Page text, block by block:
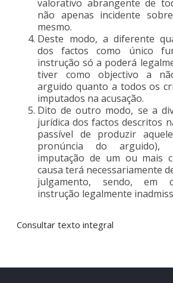
valorativo abrangente de
não apenas incidente
mesmo.
Deste modo, a diferente
dos factos como único
instrução só a poderá
tiver como objectivo a
arguido quanto a todos os
imputados na acusação.
Dito de outro modo, se a
jurídica dos factos descritos
passível de produzir
pronúncia do arguido),
imputação de um ou mais
causa terá necessariamente
julgamento, sendo, em
instrução legalmente
Consultar texto integral